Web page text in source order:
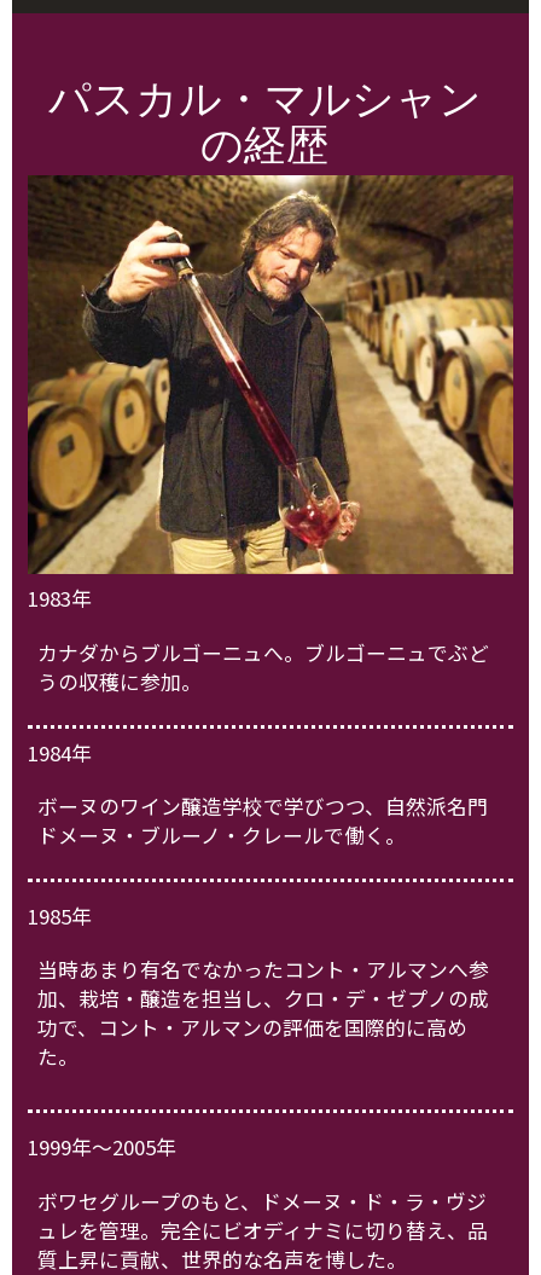
パスカル・マルシャン
の経歴
1983年
カナダからブルゴーニュへ。ブルゴーニュでぶど
うの収穫に参加。
1984年
ボーヌのワイン醸造学校で学びつつ、自然派名門
ドメーヌ・ブルーノ・クレールで働く。
1985年
当時あまり有名でなかったコント・アルマンへ参
加、栽培・醸造を担当し、クロ・デ・ゼプノの成
功で、コント・アルマンの評価を国際的に高め
た。
1999年～2005年
ボワセグループのもと、ドメーヌ・ド・ラ・ヴジ
ュレを管理。完全にビオディナミに切り替え、品
質上昇に貢献、世界的な名声を博した。